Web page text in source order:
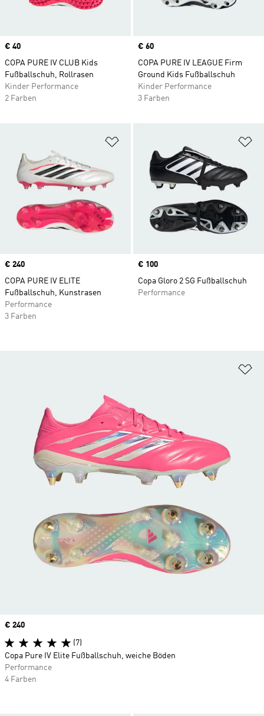
Price
€ 40
COPA PURE IV CLUB Kids
Fußballschuh, Rollrasen
Kinder Performance
2 Farben
Price
€ 60
COPA PURE IV LEAGUE Firm
Ground Kids Fußballschuh
Kinder Performance
3 Farben
Price
€ 240
COPA PURE IV ELITE
Fußballschuh, Kunstrasen
Performance
3 Farben
Price
€ 100
Copa Gloro 2 SG Fußballschuh
Performance
Price
€ 240
(7)
Copa Pure IV Elite Fußballschuh, weiche Böden
Performance
4 Farben